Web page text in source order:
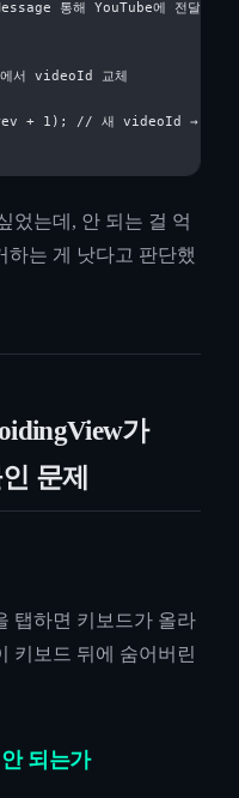
통해 YouTube에 전달 → 거
서 videoId 교체
+ 1); // 새 videoId → 플레이
었는데, 안 되는 걸 억
하는 게 낫다고 판단했
가
문제
탭하면 키보드가 올라
키보드 뒤에 숨어버린
되는가